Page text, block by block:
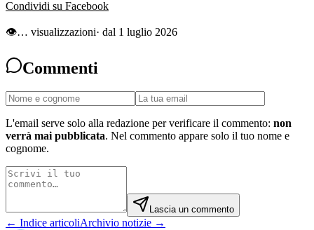
Condividi su Facebook
👁… visualizzazioni· dal 1 luglio 2026
Commenti
L'email serve solo alla redazione per verificare il commento: non
verrà mai pubblicata. Nel commento appare solo il tuo nome e
cognome.
Lascia un commento
← Indice articoliArchivio notizie →